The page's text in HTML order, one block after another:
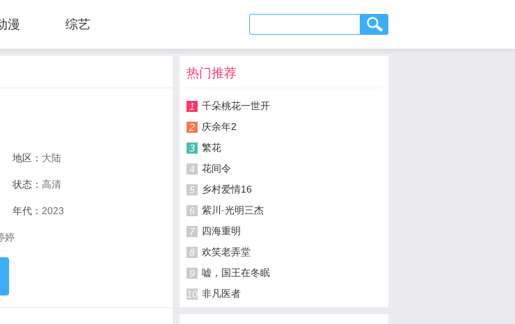
漫 综艺
地区： 大陆
状态： 高清
年代： 2023
婷
热门推荐
1
千朵桃花一世开
2
庆余年2
3
繁花
4
花间令
5
乡村爱情16
6
紫川·光明三杰
7
四海重明
8
欢笑老弄堂
9
嘘，国王在冬眠
10 非凡医者